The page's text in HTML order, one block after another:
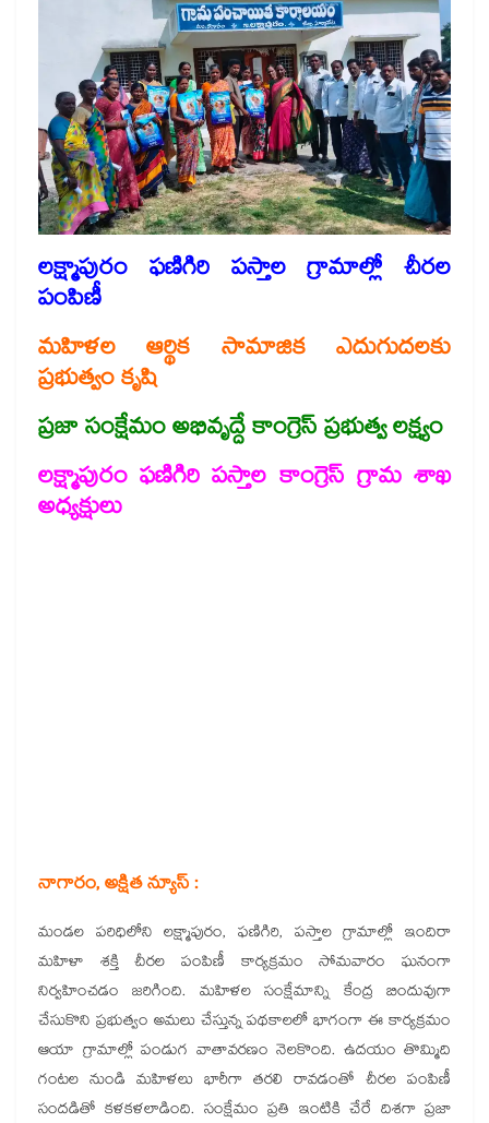
లక్ష్మాపురం ఫణిగిరి పస్తాల గ్రామాల్లో చీరల
పంపిణీ
మహిళల ఆర్థిక సామాజిక ఎదుగుదలకు
ప్రభుత్వం కృషి
ప్రజా సంక్షేమం అభివృద్దే కాంగ్రెస్ ప్రభుత్వ లక్ష్యం
లక్ష్మాపురం ఫణిగిరి పస్తాల కాంగ్రెస్ గ్రామ శాఖ
అధ్యక్షులు
నాగారం, అక్షిత న్యూస్ :
మండల పరిధిలోని లక్ష్మాపురం, ఫణిగిరి, పస్తాల గ్రామాల్లో ఇందిరా
మహిళా శక్తి చీరల పంపిణీ కార్యక్రమం సోమవారం ఘనంగా
నిర్వహించడం జరిగింది. మహిళల సంక్షేమాన్ని కేంద్ర బిందువుగా
చేసుకొని ప్రభుత్వం అమలు చేస్తున్న పథకాలలో భాగంగా ఈ కార్యక్రమం
ఆయా గ్రామాల్లో పండుగ వాతావరణం నెలకొంది. ఉదయం తొమ్మిది
గంటల నుండి మహిళలు భారీగా తరలి రావడంతో చీరల పంపిణీ
సందడితో కళకళలాడింది. సంక్షేమం ప్రతి ఇంటికి చేరే దిశగా ప్రజా